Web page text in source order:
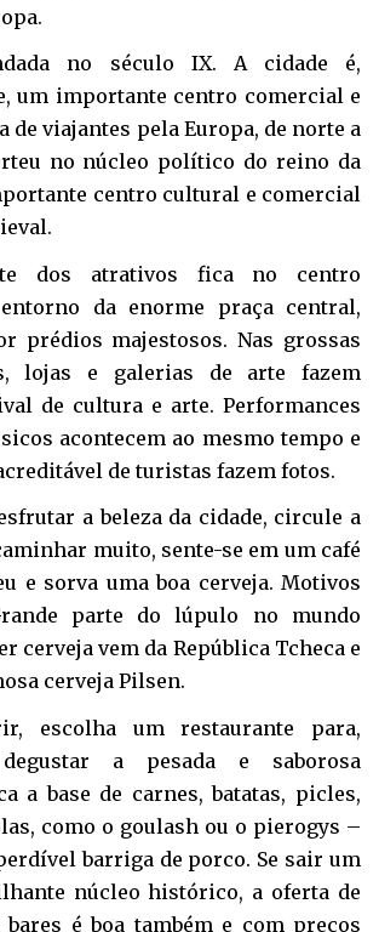
no século IX. A cidade é,
um importante centro comercial e
de viajantes pela Europa, de norte a
no núcleo político do reino da
centro cultural e comercial
dos atrativos fica no centro
da enorme praça central,
prédios majestosos. Nas grossas
lojas e galerias de arte fazem
de cultura e arte. Performances
acontecem ao mesmo tempo e
de turistas fazem fotos.
a beleza da cidade, circule a
muito, sente-se em um café
e sorva uma boa cerveja. Motivos
parte do lúpulo no mundo
cerveja vem da República Tcheca e
cerveja Pilsen.
escolha um restaurante para,
degustar a pesada e saborosa
a base de carnes, batatas, picles,
como o goulash ou o pierogys –
barriga de porco. Se sair um
núcleo histórico, a oferta de
é boa também e com preços